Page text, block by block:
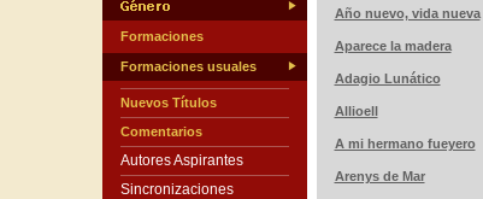
Formaciones
Formaciones usuales
Nuevos Títulos
Comentarios
Autores Aspirantes
Sincronizaciones
Año nuevo, vida nueva
Aparece la madera
Adagio Lunático
Allioell
A mi hermano fueyero
Arenys de Mar